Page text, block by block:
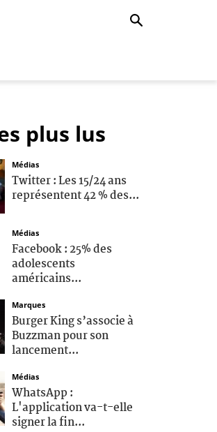
plus lus
Médias
Twitter : Les 15/24 ans
représentent 42 % des...
Médias
Facebook : 25% des
adolescents
américains...
Marques
Burger King s’associe à
Buzzman pour son
lancement...
Médias
WhatsApp :
L'application va-t-elle
signer la fin...